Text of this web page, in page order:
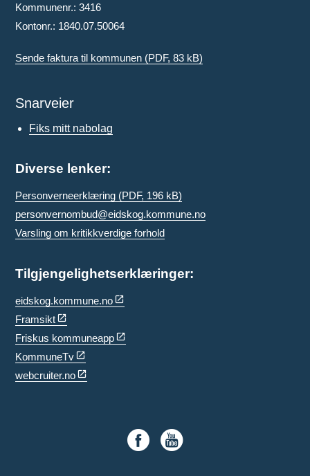
Kommunenr.: 3416
Kontonr.: 1840.07.50064
Sende faktura til kommunen (PDF, 83 kB)
Snarveier
Fiks mitt nabolag
Diverse lenker:
Personverneerklæring (PDF, 196 kB)
personvernombud@eidskog.kommune.no
Varsling om kritikkverdige forhold
Tilgjengelighetserklæringer:
eidskog.kommune.no
Framsikt
Friskus kommuneapp
KommuneTv
webcruiter.no